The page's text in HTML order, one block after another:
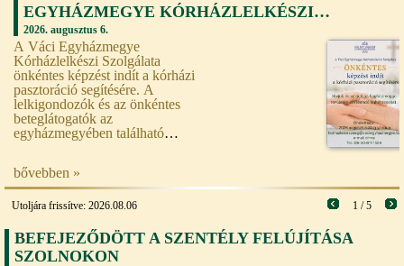
EGYHÁZMEGYE KÓRHÁZLELKÉSZI
SZOLGÁLATA
2026. augusztus 6.
A Váci Egyházmegye
Kórházlelkészi Szolgálata
önkéntes képzést indít a kórházi
pasztoráció segítésére. A
lelkigondozók és az önkéntes
beteglátogatók az
egyházmegyében található
betegeket. Hívjuk és várjuk az
Egyházmegye területén élő
leendő önkénteseket.
bővebben »
Utoljára frissítve: 2026.08.06 1 / 5
BEFEJEZŐDÖTT A SZENTÉLY FELÚJÍTÁSA
SZOLNOKON